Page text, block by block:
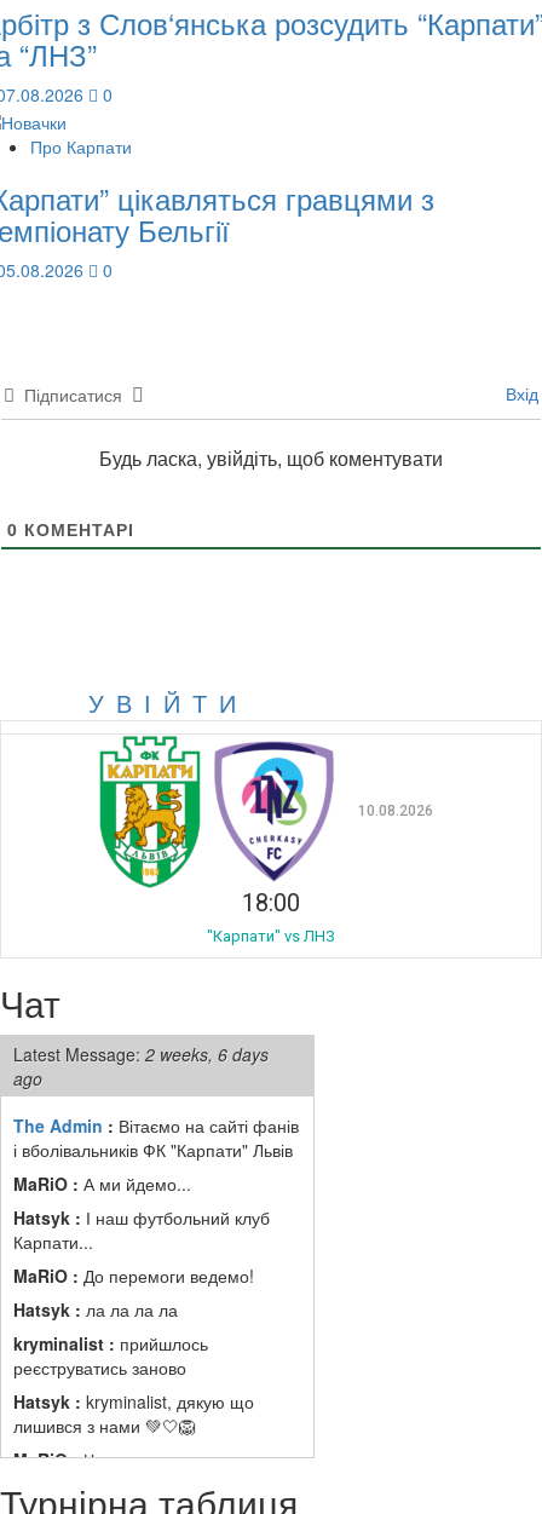
з Слов‘янська розсудить
“ЛНЗ”
0
Про Карпати
цікавляться гравцями з
Бельгії
0
Підписатися Вхід
Будь ласка, увійдіть, щоб коментувати
0 КОМЕНТАРІ
УВІЙТИ
10.08.2026
18:00
"Карпати" vs ЛНЗ
Чат
Latest Message: 2 weeks, 6 days
ago
The Admin : Вітаємо на сайті фанів
і вболівальників ФК "Карпати" Львів
MaRiO : А ми йдемо...
Hatsyk : І наш футбольний клуб
Карпати...
MaRiO : До перемоги ведемо!
Hatsyk : ла ла ла ла
kryminalist : прийшлось
реєструватись заново
Hatsyk : kryminalist, дякую що
лишився з нами 💚🤍🦁
MaRiO :Чат потрохи оживає, то
Турнірна таблиця